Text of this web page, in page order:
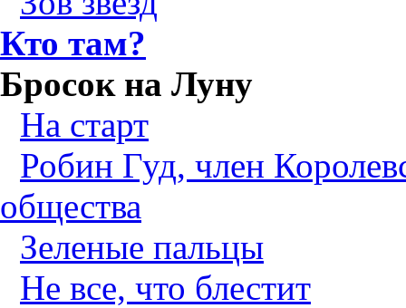
Кто там?
Бросок на Луну
На старт
Робин Гуд, член
общества
Зеленые пальцы
Не все, что блестит